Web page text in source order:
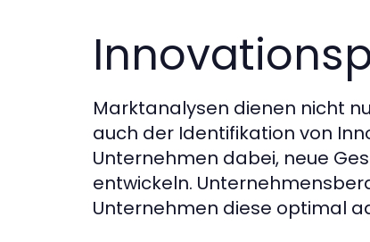
Marktanalysen dienen nicht
auch der Identifikation von
Unternehmen dabei, neue
entwickeln.
Unternehmen diese optimal